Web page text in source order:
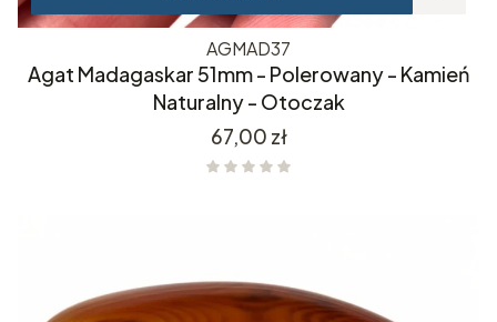
AGMAD37
Agat Madagaskar 51mm - Polerowany - Kamień
Naturalny - Otoczak
Cena
67,00 zł